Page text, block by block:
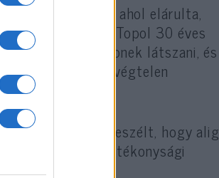
keretében, ahol elárulta,
a színpadon. Topol 30 éves
idősebbnek látszani, és
látszólag végtelen
évesen arról beszélt, hogy alig
tart és jótékonysági